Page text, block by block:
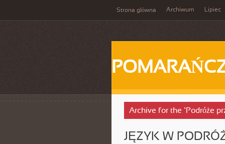
Strona główna Archiwum Lipiec
Archive for the ‘Podróże
JĘZYK W